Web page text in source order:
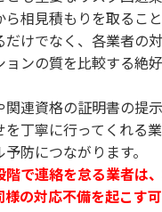
ら相見積もりを取るこ
だけでなく、各業者の
ョンの質を比較する絶
関連資格の証明書の提
を丁寧に行ってくれる
防につながります。
階で連絡を怠る業者は
様の対応不備を起こす